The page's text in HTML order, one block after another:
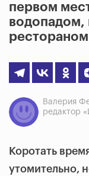
первом
рестораном
Валерия
редактор
Коротать
утомительно,